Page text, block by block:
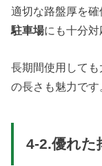
適切な路盤厚を
駐車場にも十分対
長期間使用して
の長さも魅力です
4-2.優れた